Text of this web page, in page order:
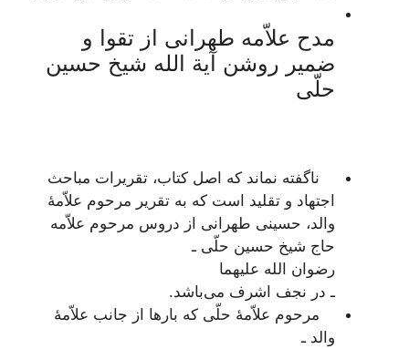
مدح علاّمه طهرانی از تقوا و
ضمیر روشن آیة الله شیخ حسین
حلّی
ناگفته نماند که اصل کتاب، تقریرات مباحث
اجتهاد و تقلید است که به تقریر مرحوم علاّمۀ
والد، حسینی طهرانی از دروس مرحوم علاّمه
حاج شیخ حسین حلّی ـ
رضوان الله علیهما
ـ در نجف اشرف می‌باشد.
مرحوم علاّمۀ حلّی که بارها از جانب علاّمۀ
والد ـ